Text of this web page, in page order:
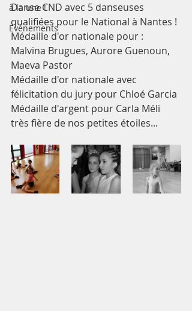
à la une !
Evènements
Danse CND avec 5 danseuses
qualifiées pour le National à Nantes !
Médaille d'or nationale pour :
Malvina Brugues, Aurore Guenoun,
Maeva Pastor
Médaille d'or nationale avec
félicitation du jury pour Chloé Garcia
Médaille d'argent pour Carla Méli
très fière de nos petites étoiles...